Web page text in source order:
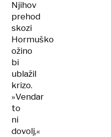
Njihov
prehod
skozi
Hormuško
ožino
bi
ublažil
krizo.
»Vendar
to
ni
dovolj,«